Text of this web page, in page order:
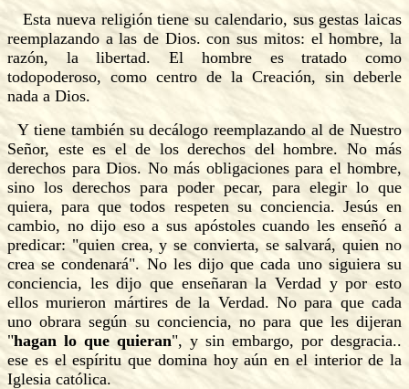
Esta nueva religión tiene su calendario, sus gestas laicas
reemplazando a las de Dios. con sus mitos: el hombre, la
razón, la libertad. El hombre es tratado como
todopoderoso, como centro de la Creación, sin deberle
nada a Dios.
Y tiene también su decálogo reemplazando al de Nuestro
Señor, este es el de los derechos del hombre. No más
derechos para Dios. No más obligaciones para el hombre,
sino los derechos para poder pecar, para elegir lo que
quiera, para que todos respeten su conciencia. Jesús en
cambio, no dijo eso a sus apóstoles cuando les enseñó a
predicar: "quien crea, y se convierta, se salvará, quien no
crea se condenará". No les dijo que cada uno siguiera su
conciencia, les dijo que enseñaran la Verdad y por esto
ellos murieron mártires de la Verdad. No para que cada
uno obrara según su conciencia, no para que les dijeran
"hagan lo que quieran", y sin embargo, por desgracia..
ese es el espíritu que domina hoy aún en el interior de la
Iglesia católica.